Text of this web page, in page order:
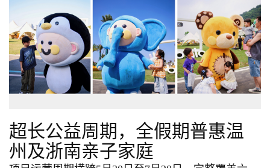
超长公益周期，全假期普惠温
州及浙南亲子家庭